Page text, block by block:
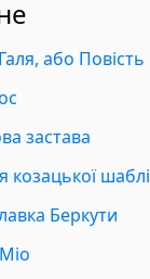
застава
козацької шаблі
Беркути